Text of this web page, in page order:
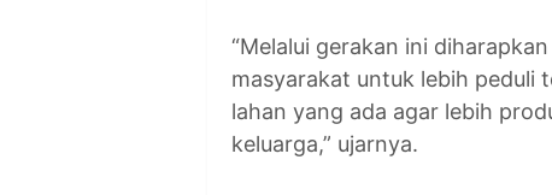
“Melalui gerakan ini
masyarakat untuk lebih peduli
lahan yang ada agar lebih
keluarga,” ujarnya.